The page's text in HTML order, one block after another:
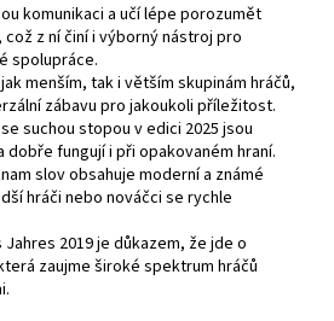
komunikaci a učí lépe porozumět
z ní činí i výborný nástroj pro
spolupráce.
menším, tak i větším skupinám hráčů,
zábavu pro jakoukoli příležitost.
suchou stopou v edici 2025 jsou
dobře fungují i při opakovaném hraní.
slov obsahuje moderní a známé
hráči nebo nováčci se rychle
2019 je důkazem, že jde o
zaujme široké spektrum hráčů